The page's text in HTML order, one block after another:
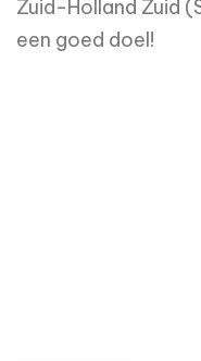
Zuid-Holland Zuid
een goed doel!